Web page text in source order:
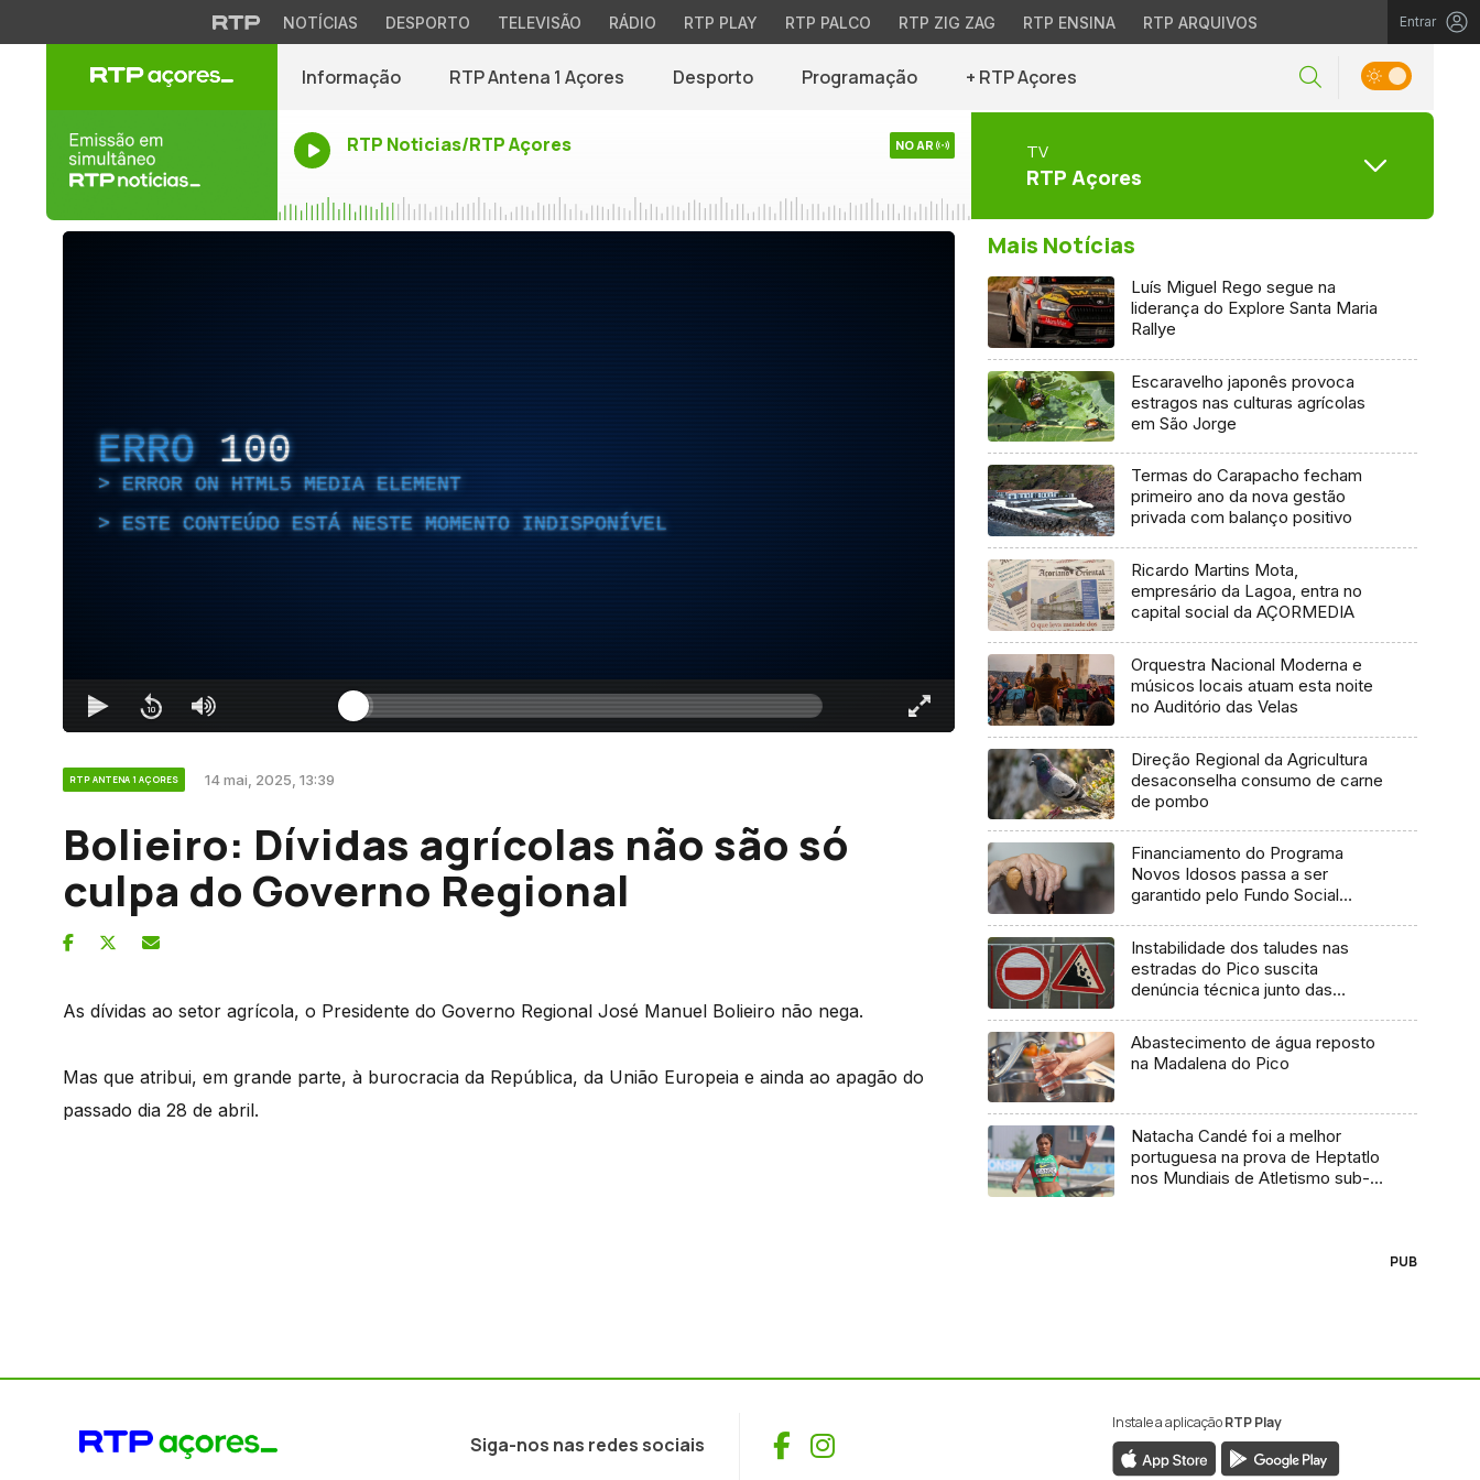
NOTÍCIAS DESPORTO TELEVISÃO RÁDIO RTP PLAY RTP PALCO RTP ZIG ZAG RTP ENSINA RTP ARQUIVOS Entrar
Informação RTP Antena 1 Açores Desporto Programação + RTP Açores
RTP Noticias/RTP Açores NO AR TV
RTP Açores
ERRO 100
ERROR ON HTML5 MEDIA ELEMENT
ESTE CONTEÚDO ESTÁ NESTE MOMENTO INDISPONÍVEL
RTP ANTENA 1 AÇORES 14 mai, 2025, 13:39
Bolieiro: Dívidas agrícolas não são só
culpa do Governo Regional
As dívidas ao setor agrícola, o Presidente do Governo Regional José Manuel Bolieiro não nega.
Mas que atribui, em grande parte, à burocracia da República, da União Europeia e ainda ao apagão do
passado dia 28 de abril.
Mais Notícias
Luís Miguel Rego segue na
liderança do Explore Santa Maria
Rallye
Escaravelho japonês provoca
estragos nas culturas agrícolas
em São Jorge
Termas do Carapacho fecham
primeiro ano da nova gestão
privada com balanço positivo
Ricardo Martins Mota,
empresário da Lagoa, entra no
capital social da AÇORMEDIA
Orquestra Nacional Moderna e
músicos locais atuam esta noite
no Auditório das Velas
Direção Regional da Agricultura
desaconselha consumo de carne
de pombo
Financiamento do Programa
Novos Idosos passa a ser
garantido pelo Fundo Social
Instabilidade dos taludes nas
estradas do Pico suscita
denúncia técnica junto das
Abastecimento de água reposto
na Madalena do Pico
Natacha Candé foi a melhor
portuguesa na prova de Heptatlo
nos Mundiais de Atletismo sub-
PUB
Siga-nos nas redes sociais Facebook
Instagram
Instale a aplicaçãoRTP Play